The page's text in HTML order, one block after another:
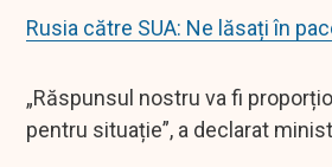
Rusia către SUA: Ne lăsați în
„Răspunsul nostru va fi
pentru situație”, a declarat